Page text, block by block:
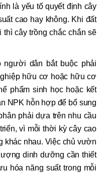
là yếu tố quyết định cây
cao hay không. Khi đất
thì cây trồng chắc chắn sẽ
người dân bắt buộc phải
hữu cơ hoặc hữu cơ
phẩm sinh học hoặc kết
NPK hỗn hợp để bổ sung
phải dựa trên nhu cầu
vì mỗi thời kỳ cây cao
khác nhau. Việc chủ vườn
dinh dưỡng cần thiết
hóa năng suất trong mỗi